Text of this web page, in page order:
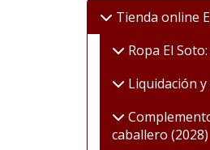
Tienda online
Ropa El
Liquidación
caballero (2028)